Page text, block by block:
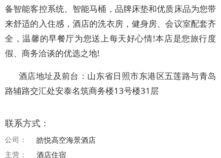
备智能客控系统、智能马桶，品牌床垫和优质床品为您带
来舒适的入住感，酒店的洗衣房，健身房、会议室配套齐
全，温馨的早餐厅为您送上每天好心情!本店是您旅行度
假、商务洽谈的优选之地!
酒店地址及前台：山东省日照市东港区五莲路与青岛
路辅路交汇处安泰名筑商务楼13号楼31层
联系方式：
公司： 皓悦高空海景酒店
主营： 酒店住宿